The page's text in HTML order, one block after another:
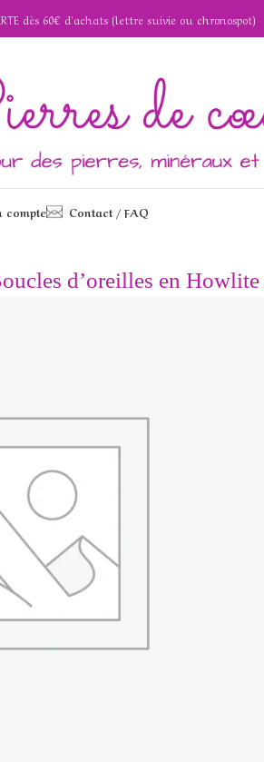
dès 60€ d'achats (lettre suivie ou chronospot)
compte Contact / FAQ
Howlite et Jaspe zèbre
d’oreilles en Howlite